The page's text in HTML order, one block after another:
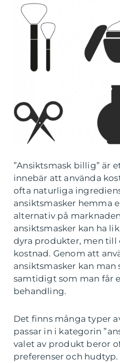
”Ansiktsmask billig” är
innebär att använda
ofta naturliga
ansiktsmasker hemma
alternativ på
ansiktsmasker kan ha
dyra produkter, men till
kostnad. Genom att
ansiktsmasker kan man
samtidigt som man får
behandling.
Det finns många typer
passar in i kategorin
valet av produkt beror
preferenser och